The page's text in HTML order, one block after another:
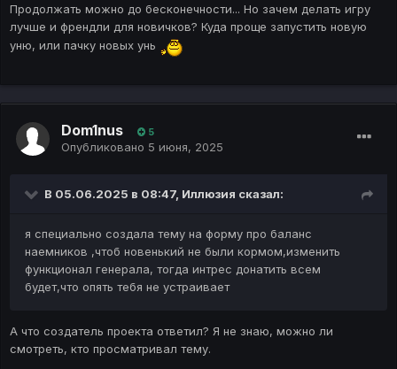
Продолжать можно до бесконечности... Но зачем делать игру
лучше и френдли для новичков? Куда проще запустить новую
уню, или пачку новых унь
Dom1nus 5
Опубликовано 5 июня, 2025
В 05.06.2025 в 08:47, Иллюзия сказал:
я специально создала тему на форму про баланс
наемников ,чтоб новенький не были кормом,изменить
функционал генерала, тогда интрес донатить всем
будет,что опять тебя не устраивает
А что создатель проекта ответил? Я не знаю, можно ли
смотреть, кто просматривал тему.